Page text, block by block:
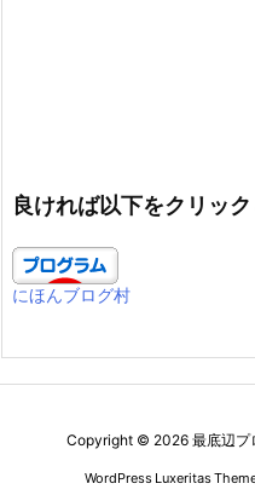
良ければ以下をクリック
にほんブログ村
Copyright © 2026 最底辺プ
WordPress Luxeritas